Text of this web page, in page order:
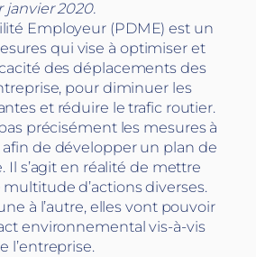
janvier 2020.
Employeur (PDME) est un
qui vise à optimiser et
des déplacements des
pour diminuer les
et réduire le trafic routier.
précisément les mesures à
de développer un plan de
Il s’agit en réalité de mettre
d’actions diverses.
à l’autre, elles vont pouvoir
environnemental vis-à-vis
l’entreprise.